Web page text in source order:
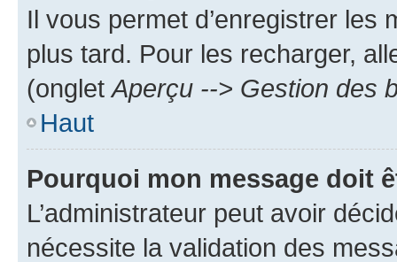
Il vous permet d’enregistrer
plus tard. Pour les recharger,
(onglet Aperçu --> Gestion des
Haut
Pourquoi mon message doit
L’administrateur peut avoir
nécessite la validation des